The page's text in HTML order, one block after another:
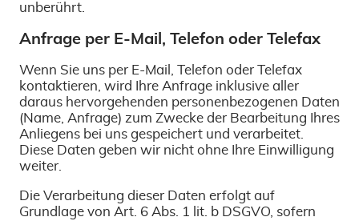
unberührt.
Anfrage per E-Mail, Telefon oder Telefax
Wenn Sie uns per E-Mail, Telefon oder Telefax
kontaktieren, wird Ihre Anfrage inklusive aller
daraus hervorgehenden personenbezogenen Daten
(Name, Anfrage) zum Zwecke der Bearbeitung Ihres
Anliegens bei uns gespeichert und verarbeitet.
Diese Daten geben wir nicht ohne Ihre Einwilligung
weiter.
Die Verarbeitung dieser Daten erfolgt auf
Grundlage von Art. 6 Abs. 1 lit. b DSGVO, sofern